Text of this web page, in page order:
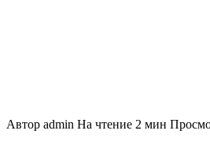
Автор admin На чтение 2 мин